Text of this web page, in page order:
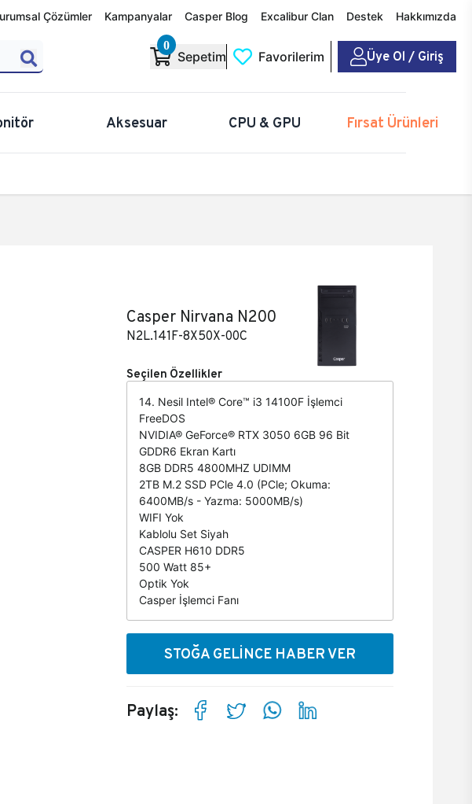
Çözümler Kampanyalar Casper Blog Excalibur Clan Destek Hakkımızda
0
Sepetim Favorilerim Üye Ol / Giriş
Aksesuar CPU & GPU Fırsat Ürünleri
Casper Nirvana N200
N2L.141F-8X50X-00C
Seçilen Özellikler
14. Nesil Intel® Core™ i3 14100F İşlemci
FreeDOS
NVIDIA® GeForce® RTX 3050 6GB 96 Bit
GDDR6 Ekran Kartı
8GB DDR5 4800MHZ UDIMM
2TB M.2 SSD PCle 4.0 (PCle; Okuma:
6400MB/s - Yazma: 5000MB/s)
WIFI Yok
Kablolu Set Siyah
CASPER H610 DDR5
500 Watt 85+
Optik Yok
Casper İşlemci Fanı
STOĞA GELİNCE HABER VER
Paylaş: